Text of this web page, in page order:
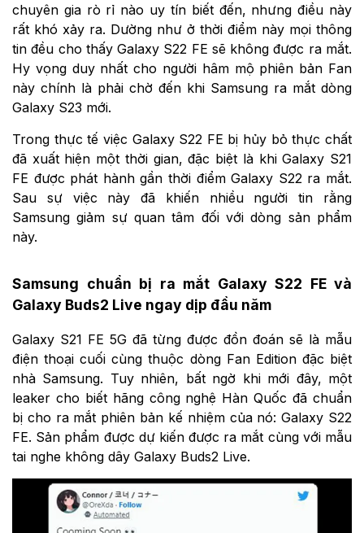
chuyên gia rò rỉ nào uy tín biết đến, nhưng điều này
rất khó xảy ra. Dường như ở thời điểm này mọi thông
tin đều cho thấy Galaxy S22 FE sẽ không được ra mắt.
Hy vọng duy nhất cho người hâm mộ phiên bản Fan
này chính là phải chờ đến khi Samsung ra mắt dòng
Galaxy S23 mới.
Trong thực tế việc Galaxy S22 FE bị hủy bỏ thực chất
đã xuất hiện một thời gian, đặc biệt là khi Galaxy S21
FE được phát hành gần thời điểm Galaxy S22 ra mắt.
Sau sự việc này đã khiến nhiều người tin rằng
Samsung giảm sự quan tâm đối với dòng sản phẩm
này.
Samsung chuẩn bị ra mắt Galaxy S22 FE và
Galaxy Buds2 Live ngay dịp đầu năm
Galaxy S21 FE 5G đã từng được đồn đoán sẽ là mẫu
điện thoại cuối cùng thuộc dòng Fan Edition đặc biệt
nhà Samsung. Tuy nhiên, bất ngờ khi mới đây, một
leaker cho biết hãng công nghệ Hàn Quốc đã chuẩn
bị cho ra mắt phiên bản kế nhiệm của nó: Galaxy S22
FE. Sản phẩm được dự kiến được ra mắt cùng với mẫu
tai nghe không dây Galaxy Buds2 Live.